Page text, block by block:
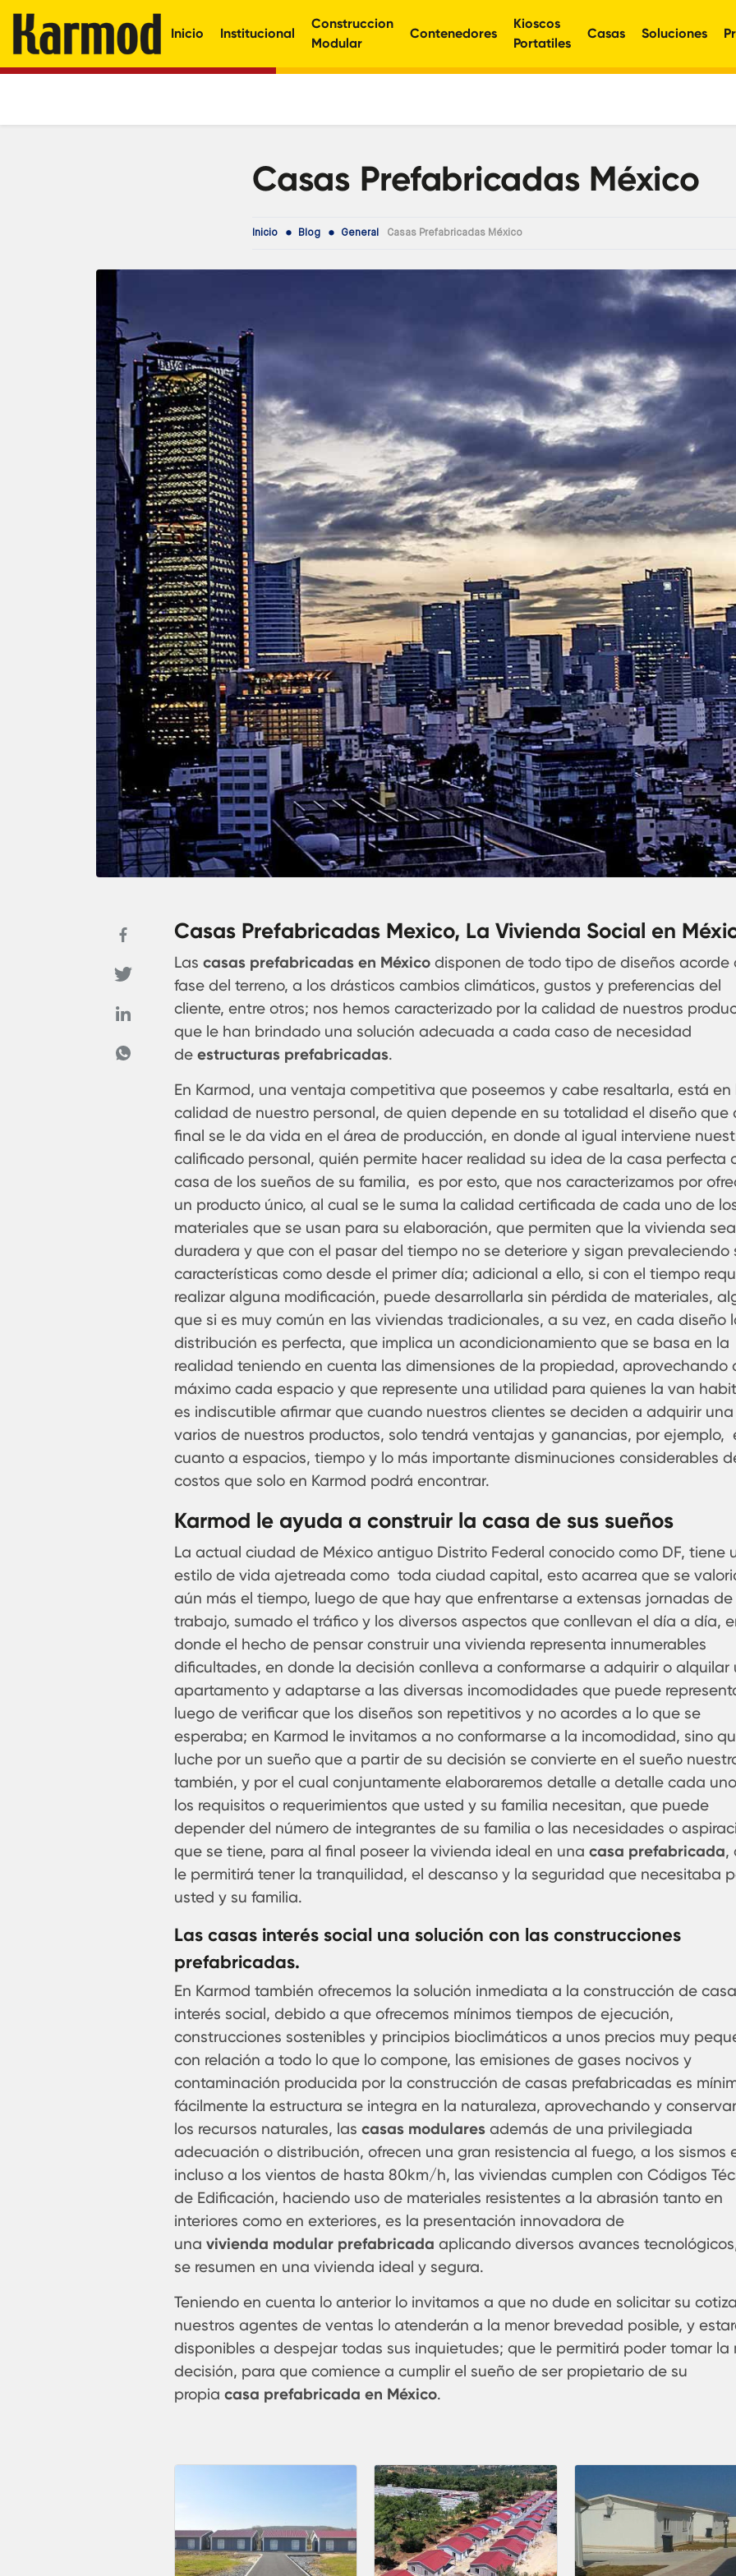
Inicio Institucional
Construccion
Modular
Contenedores
Kioscos
Portatiles
Casas Soluciones
Casas Prefabricadas México
Inicio Blog General Casas Prefabricadas México
Casas Prefabricadas Mexico, La Vivienda Social en
Las casas prefabricadas en México disponen de todo tipo de diseños acorde
fase del terreno, a los drásticos cambios climáticos, gustos y preferencias del
cliente, entre otros; nos hemos caracterizado por la calidad de nuestros
que le han brindado una solución adecuada a cada caso de necesidad
de estructuras prefabricadas.
En Karmod, una ventaja competitiva que poseemos y cabe resaltarla, está en
calidad de nuestro personal, de quien depende en su totalidad el diseño que
final se le da vida en el área de producción, en donde al igual interviene
calificado personal, quién permite hacer realidad su idea de la casa perfecta
casa de los sueños de su familia, es por esto, que nos caracterizamos por
un producto único, al cual se le suma la calidad certificada de cada uno de
materiales que se usan para su elaboración, que permiten que la vivienda sea
duradera y que con el pasar del tiempo no se deteriore y sigan prevaleciendo
características como desde el primer día; adicional a ello, si con el tiempo
realizar alguna modificación, puede desarrollarla sin pérdida de materiales,
que si es muy común en las viviendas tradicionales, a su vez, en cada diseño
distribución es perfecta, que implica un acondicionamiento que se basa en la
realidad teniendo en cuenta las dimensiones de la propiedad, aprovechando
máximo cada espacio y que represente una utilidad para quienes la van
es indiscutible afirmar que cuando nuestros clientes se deciden a adquirir
varios de nuestros productos, solo tendrá ventajas y ganancias, por ejemplo,
cuanto a espacios, tiempo y lo más importante disminuciones considerables
costos que solo en Karmod podrá encontrar.
Karmod le ayuda a construir la casa de sus sueños
La actual ciudad de México antiguo Distrito Federal conocido como DF, tiene
estilo de vida ajetreada como toda ciudad capital, esto acarrea que se
aún más el tiempo, luego de que hay que enfrentarse a extensas jornadas de
trabajo, sumado el tráfico y los diversos aspectos que conllevan el día a día,
donde el hecho de pensar construir una vivienda representa innumerables
dificultades, en donde la decisión conlleva a conformarse a adquirir o alquilar
apartamento y adaptarse a las diversas incomodidades que puede
luego de verificar que los diseños son repetitivos y no acordes a lo que se
esperaba; en Karmod le invitamos a no conformarse a la incomodidad, sino
luche por un sueño que a partir de su decisión se convierte en el sueño
también, y por el cual conjuntamente elaboraremos detalle a detalle cada
los requisitos o requerimientos que usted y su familia necesitan, que puede
depender del número de integrantes de su familia o las necesidades o
que se tiene, para al final poseer la vivienda ideal en una casa prefabricada,
le permitirá tener la tranquilidad, el descanso y la seguridad que necesitaba
usted y su familia.
Las casas interés social una solución con las construcciones
prefabricadas.
En Karmod también ofrecemos la solución inmediata a la construcción de
interés social, debido a que ofrecemos mínimos tiempos de ejecución,
construcciones sostenibles y principios bioclimáticos a unos precios muy
con relación a todo lo que lo compone, las emisiones de gases nocivos y
contaminación producida por la construcción de casas prefabricadas es
fácilmente la estructura se integra en la naturaleza, aprovechando y
los recursos naturales, las casas modulares además de una privilegiada
adecuación o distribución, ofrecen una gran resistencia al fuego, a los sismos
incluso a los vientos de hasta 80km/h, las viviendas cumplen con Códigos
de Edificación, haciendo uso de materiales resistentes a la abrasión tanto en
interiores como en exteriores, es la presentación innovadora de
una vivienda modular prefabricada aplicando diversos avances
se resumen en una vivienda ideal y segura.
Teniendo en cuenta lo anterior lo invitamos a que no dude en solicitar su
nuestros agentes de ventas lo atenderán a la menor brevedad posible, y
disponibles a despejar todas sus inquietudes; que le permitirá poder tomar la
decisión, para que comience a cumplir el sueño de ser propietario de su
propia casa prefabricada en México.